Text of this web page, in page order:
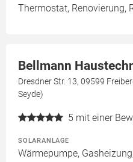
Thermostat, Renovierung,
Bellmann
Dresdner Str. 13, 09599
Seyde)
5 mit einer
SOLARANLAGE
Wärmepumpe,